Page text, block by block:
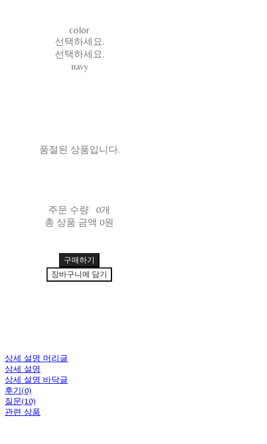
color
선택하세요.
선택하세요.
navy
품절된 상품입니다.
주문 수량
0개
총 상품 금액 0원
구매하기
장바구니에 담기
상세 설명 머리글
상세 설명
상세 설명 바닥글
후기(0)
질문(10)
관련 상품